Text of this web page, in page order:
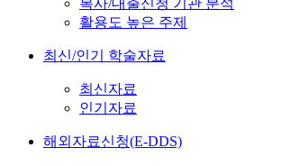
복사/대출신청 기관 분석
활용도 높은 주제
최신/인기 학술자료
최신자료
인기자료
해외자료신청(E-DDS)